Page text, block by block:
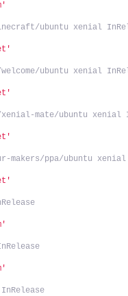
ubuntu xenial
ubuntu xenial
mate/ubuntu xenial
ppa/ubuntu xenial